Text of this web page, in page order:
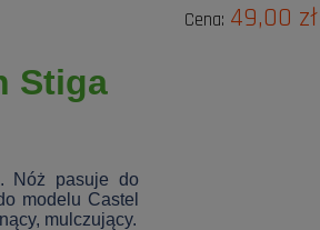
Stiga
Nóż pasuje do
modelu Castel
mulczujący.
Cena: 49,00 zł